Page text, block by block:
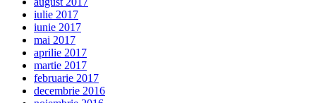
iulie 2017
iunie 2017
mai 2017
aprilie 2017
martie 2017
februarie 2017
decembrie 2016